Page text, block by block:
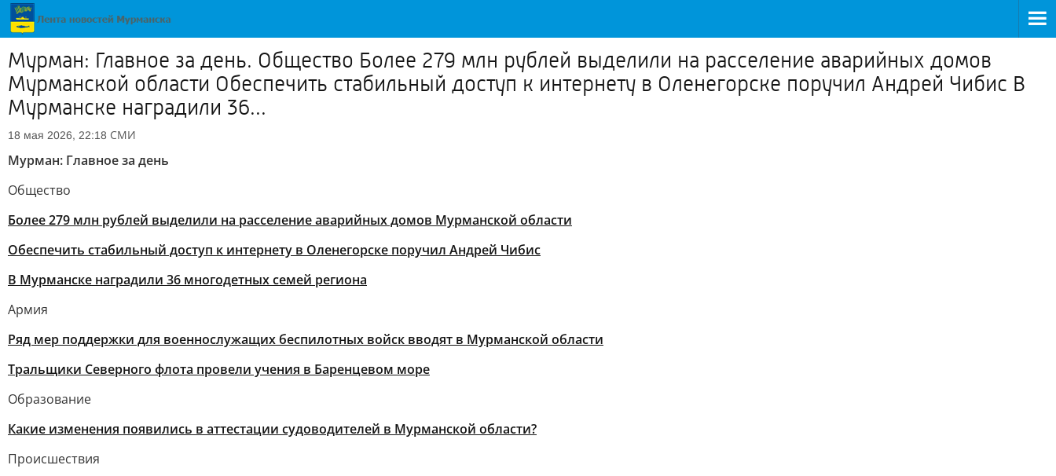
Мурман: Главное за день. Общество Более 279 млн рублей выделили на расселение аварийных домов
Мурманской области Обеспечить стабильный доступ к интернету в Оленегорске поручил Андрей Чибис В
Мурманске наградили 36...
18 мая 2026, 22:18 СМИ
Мурман: Главное за день
Общество
Более 279 млн рублей выделили на расселение аварийных домов Мурманской области
Обеспечить стабильный доступ к интернету в Оленегорске поручил Андрей Чибис
В Мурманске наградили 36 многодетных семей региона
Армия
Ряд мер поддержки для военнослужащих беспилотных войск вводят в Мурманской области
Тральщики Северного флота провели учения в Баренцевом море
Образование
Какие изменения появились в аттестации судоводителей в Мурманской области?
Происшествия